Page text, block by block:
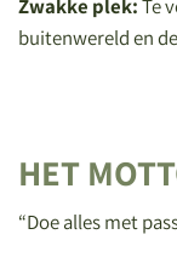
Zwakke plek:Te
buitenwereld en
HET
“Doe alles met